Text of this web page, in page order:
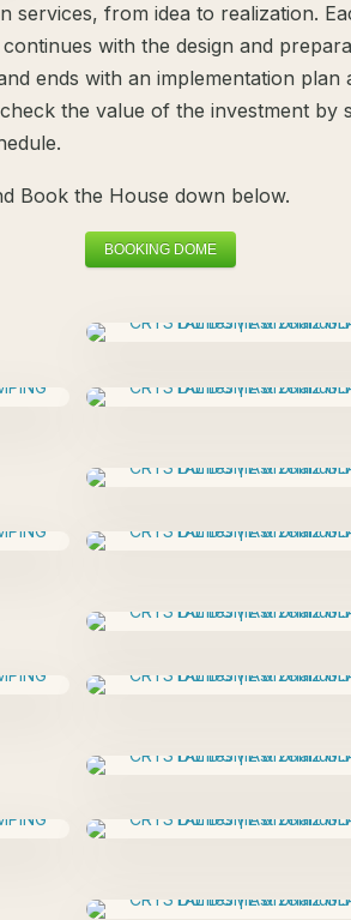
services, from idea to realization.
with the design and
ends with an implementation plan
the value of the investment by
Book the House down below.
BOOKING DOME